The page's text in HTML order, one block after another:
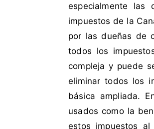
q
u
t
a
d
a
c
c
o
e
n
t
a
r
especialmente las
impuestos de la
por las dueñas de
todos los
compleja y puede
eliminar todos los
básica ampliada.
usados como la
estos impuestos